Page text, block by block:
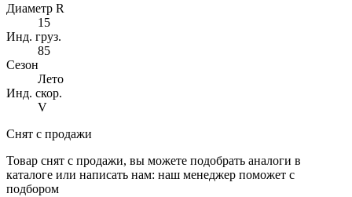
Диаметр R
15
Инд. груз.
85
Сезон
Лето
Инд. скор.
V
Снят с продажи
Товар снят с продажи, вы можете подобрать аналоги в
каталоге или написать нам: наш менеджер поможет с
подбором